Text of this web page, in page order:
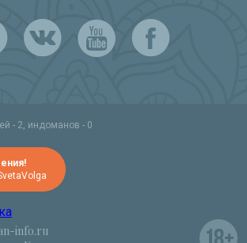
- 2, индоманов - 0
info.ru